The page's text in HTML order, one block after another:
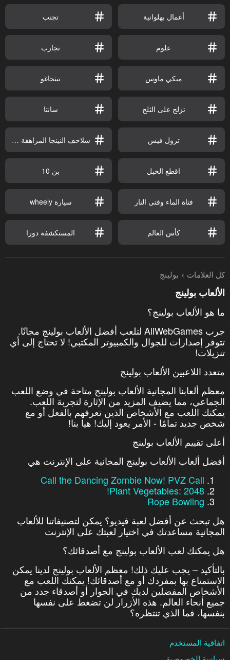
أعمال بهلوانية تجنب
علوم تجارب
ميكي ماوس نينجاغو
تزلج على الثلج سانتا
ترول فيس سلاحف النينجا المراهقة المتحولة
اقطع الحبل بن 10
فتاة الماء وفتى النار سيارة wheely
كأس العالم المستكشفة دورا
كل العلامات بولينج
الألعاب بولينج
ما هو الألعاب بولينج؟
جرب AllWebGames لتلعب أفضل الألعاب بولينج مجانًا.
تتوفر إصدارات للجوال والكمبيوتر المكتبي! لا تحتاج إلى أي
تنزيلات!
متعدد اللاعبين الألعاب بولينج
معظم ألعابنا المجانية الألعاب بولينج متاحة في وضع اللعب
الجماعي، مما يضيف المزيد من الإثارة لتجربة اللعب.
يمكنك اللعب مع الأشخاص الذين تعرفهم بالفعل أو مع
شخص جديد تمامًا - الأمر يعود إليك! هيا بنا!
أعلى تقييم الألعاب بولينج
أفضل ألعاب الألعاب بولينج المجانية على الإنترنت هي
Call the Dancing Zombie Now! PVZ Call
Plant Vegetables: 2048!
Rope Bowling
هل تبحث عن أفضل لعبة فيديو؟ يمكن لتصنيفاتنا للألعاب
المجانية مساعدتك في اختيار لعبتك على الإنترنت
هل يمكنك لعب الألعاب بولينج مع أصدقائك؟
بالتأكيد – يجب عليك ذلك! معظم الألعاب بولينج لدينا يمكن
الاستمتاع بها بمفردك أو مع أصدقائك! يمكنك اللعب مع
الأشخاص المفضلين لديك في الجوار أو أصدقاء جدد من
جميع أنحاء العالم. هذه الأزرار لن تضغط على نفسها
بنفسها، فما الذي تنتظره؟
اتفاقية المستخدم